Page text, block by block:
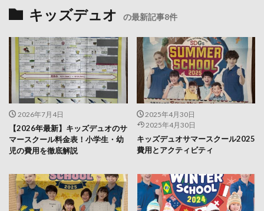
キッズデュオ の最新記事8件
2026年7月4日
【2026年最新】キッズデュオのサ
マースクール料金表！小学生・幼
児の費用を徹底解説
2025年4月30日
2025年4月30日
キッズデュオサマースクール2025
費用とアクティビティ